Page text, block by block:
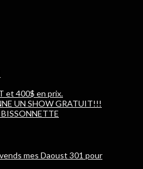
et 400$ en prix.
UN SHOW GRATUIT!!!
mes Daoust 301 pour